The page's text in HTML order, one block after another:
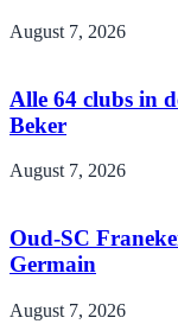
August 7, 2026
Alle 64 clubs in
Beker
August 7, 2026
Oud-SC
Germain
August 7, 2026